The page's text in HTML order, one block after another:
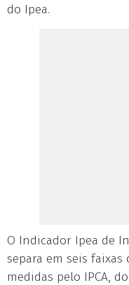
do Ipea.
O Indicador Ipea de
separa em seis faixas
medidas pelo IPCA,